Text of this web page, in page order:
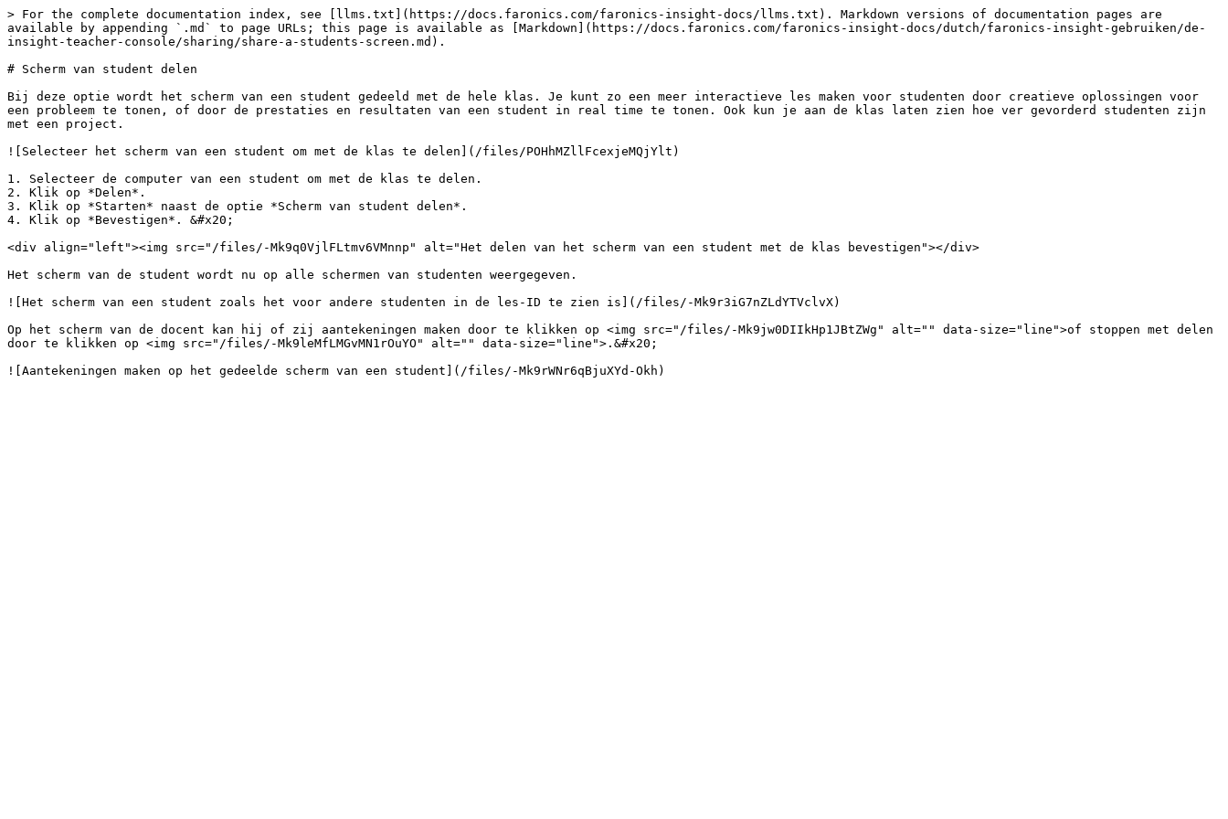
> For the complete documentation index, see [llms.txt](https://docs.faronics.com/faronics-insight-docs/llms.txt). Markdown versions of documentation pages are
available by appending `.md` to page URLs; this page is available as [Markdown](https://docs.faronics.com/faronics-insight-docs/dutch/faronics-insight-gebruiken/de-
insight-teacher-console/sharing/share-a-students-screen.md).
# Scherm van student delen
Bij deze optie wordt het scherm van een student gedeeld met de hele klas. Je kunt zo een meer interactieve les maken voor studenten door creatieve oplossingen voor
een probleem te tonen, of door de prestaties en resultaten van een student in real time te tonen. Ook kun je aan de klas laten zien hoe ver gevorderd studenten zijn
met een project.
![Selecteer het scherm van een student om met de klas te delen](/files/POHhMZllFcexjeMQjYlt)
1. Selecteer de computer van een student om met de klas te delen.
2. Klik op *Delen*.
3. Klik op *Starten* naast de optie *Scherm van student delen*.
4. Klik op *Bevestigen*. &#x20;
<div align="left"><img src="/files/-Mk9q0VjlFLtmv6VMnnp" alt="Het delen van het scherm van een student met de klas bevestigen"></div>
Het scherm van de student wordt nu op alle schermen van studenten weergegeven.
![Het scherm van een student zoals het voor andere studenten in de les-ID te zien is](/files/-Mk9r3iG7nZLdYTVclvX)
Op het scherm van de docent kan hij of zij aantekeningen maken door te klikken op <img src="/files/-Mk9jw0DIIkHp1JBtZWg" alt="" data-size="line">of stoppen met delen
door te klikken op <img src="/files/-Mk9leMfLMGvMN1rOuYO" alt="" data-size="line">.&#x20;